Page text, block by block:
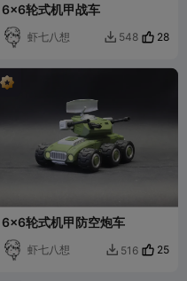
6x6轮式机甲战车
虾七八想  548 28
6x6轮式机甲防空炮车
虾七八想  516 25